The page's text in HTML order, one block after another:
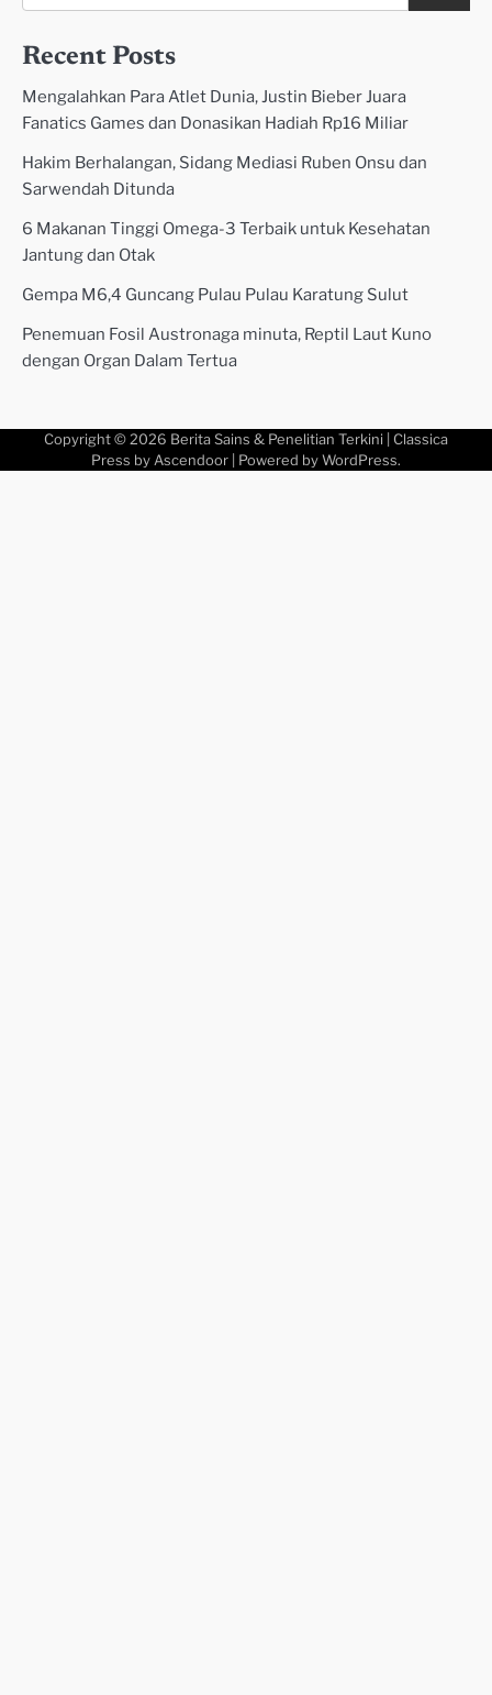
Recent Posts
Mengalahkan Para Atlet Dunia, Justin Bieber Juara
Fanatics Games dan Donasikan Hadiah Rp16 Miliar
Hakim Berhalangan, Sidang Mediasi Ruben Onsu dan
Sarwendah Ditunda
6 Makanan Tinggi Omega-3 Terbaik untuk Kesehatan
Jantung dan Otak
Gempa M6,4 Guncang Pulau Pulau Karatung Sulut
Penemuan Fosil Austronaga minuta, Reptil Laut Kuno
dengan Organ Dalam Tertua
Copyright © 2026 Berita Sains & Penelitian Terkini | Classica
Press by Ascendoor | Powered by WordPress.